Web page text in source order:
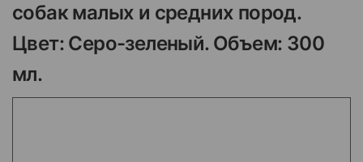
собак малых и средних пород.
Цвет: Серо-зеленый. Объем: 300
мл.